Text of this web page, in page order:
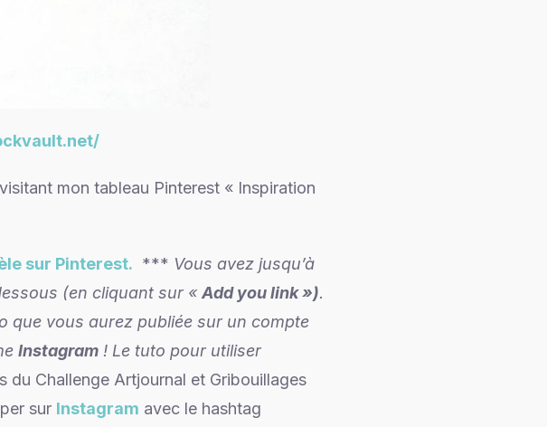
mon tableau Pinterest « Inspiration
sur Pinterest. *** Vous avez jusqu’à
(en cliquant sur « Add you link »).
que vous aurez publiée sur un compte
Instagram ! Le tuto pour utiliser
du Challenge Artjournal et Gribouillages
sur Instagram avec le hashtag